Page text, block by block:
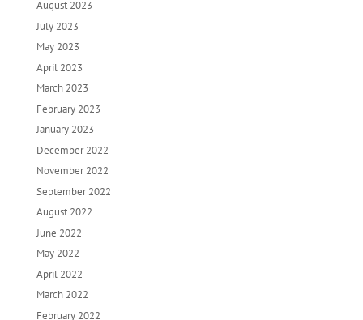
August 2023
July 2023
May 2023
April 2023
March 2023
February 2023
January 2023
December 2022
November 2022
September 2022
August 2022
June 2022
May 2022
April 2022
March 2022
February 2022